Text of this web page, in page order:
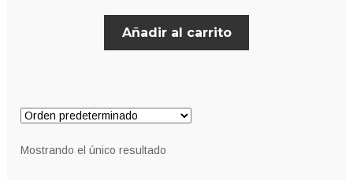
Añadir al carrito
Mostrando el único resultado